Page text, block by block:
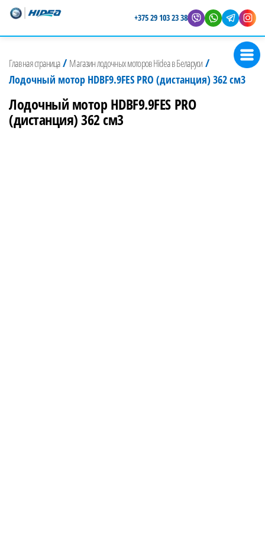
Магазин
лодочных
моторов
Hidea
Представитель
Беларуси
+375 29 103 23 38
Главная страница/ Магазин лодочных моторов Hidea в Беларуси /
Лодочный мотор HDBF9.9FES PRO (дистанция) 362 см3
Лодочный мотор HDBF9.9FES PRO
(дистанция) 362 см3